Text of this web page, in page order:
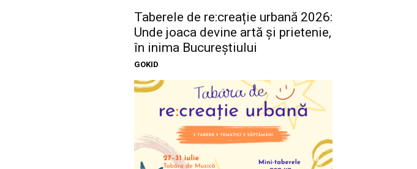
Taberele de re:creație urbană 2026:
Unde joaca devine artă și prietenie,
în inima Bucureștiului
GOKID